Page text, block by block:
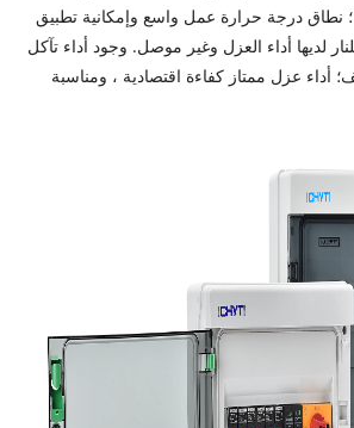
الحماية يصل إلى IP65 ؛ نطاق درجة حرارة عمل واسع وإمكانية تطبيق
لديها أداء العزل وغير موصل. وجود أداء تآكل
أداء عزل ممتاز كفاءة اقتصادية ، ومناسبة